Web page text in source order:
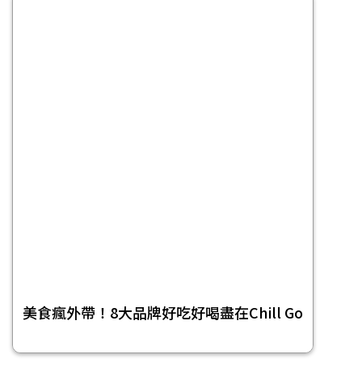
美食瘋外帶！8大品牌好吃好喝盡在Chill Go